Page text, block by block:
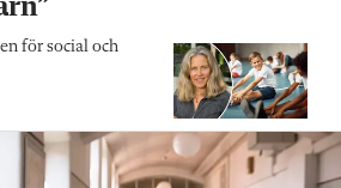
för social och